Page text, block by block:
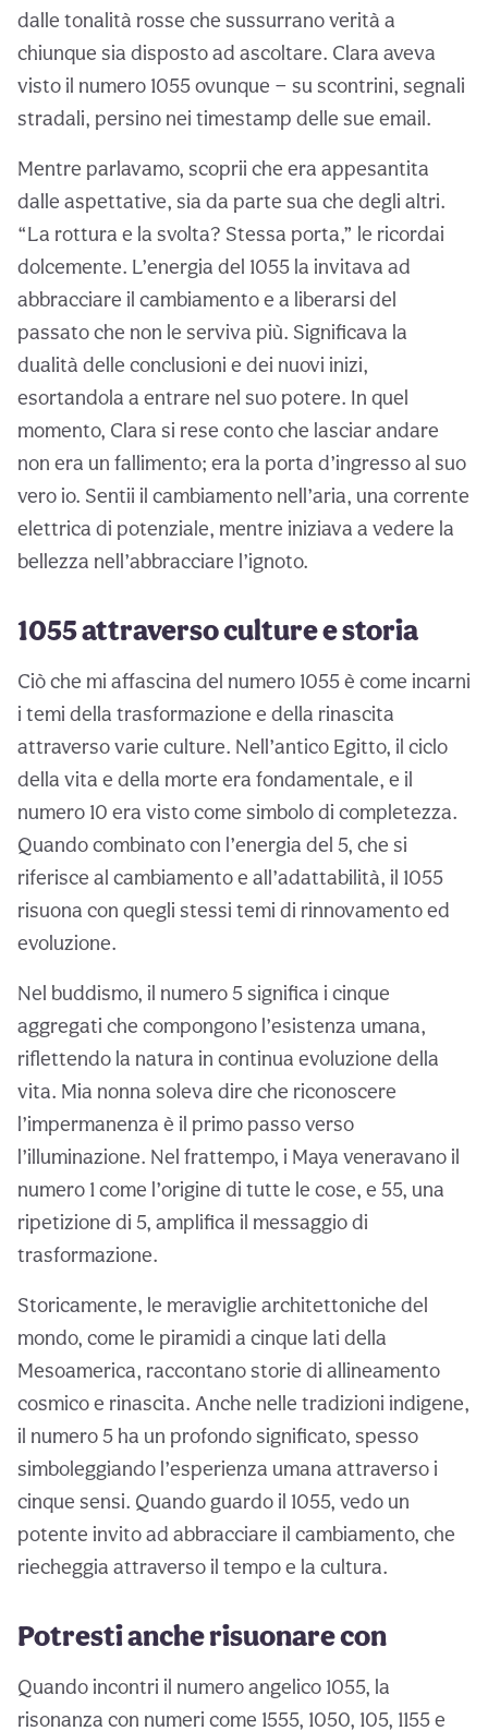
dalle tonalità rosse che sussurrano verità a
chiunque sia disposto ad ascoltare. Clara aveva
visto il numero 1055 ovunque — su scontrini, segnali
stradali, persino nei timestamp delle sue email.
Mentre parlavamo, scoprii che era appesantita
dalle aspettative, sia da parte sua che degli altri.
“La rottura e la svolta? Stessa porta,” le ricordai
dolcemente. L’energia del 1055 la invitava ad
abbracciare il cambiamento e a liberarsi del
passato che non le serviva più. Significava la
dualità delle conclusioni e dei nuovi inizi,
esortandola a entrare nel suo potere. In quel
momento, Clara si rese conto che lasciar andare
non era un fallimento; era la porta d’ingresso al suo
vero io. Sentii il cambiamento nell’aria, una corrente
elettrica di potenziale, mentre iniziava a vedere la
bellezza nell’abbracciare l’ignoto.
1055 attraverso culture e storia
Ciò che mi affascina del numero 1055 è come incarni
i temi della trasformazione e della rinascita
attraverso varie culture. Nell’antico Egitto, il ciclo
della vita e della morte era fondamentale, e il
numero 10 era visto come simbolo di completezza.
Quando combinato con l’energia del 5, che si
riferisce al cambiamento e all’adattabilità, il 1055
risuona con quegli stessi temi di rinnovamento ed
evoluzione.
Nel buddismo, il numero 5 significa i cinque
aggregati che compongono l’esistenza umana,
riflettendo la natura in continua evoluzione della
vita. Mia nonna soleva dire che riconoscere
l’impermanenza è il primo passo verso
l’illuminazione. Nel frattempo, i Maya veneravano il
numero 1 come l’origine di tutte le cose, e 55, una
ripetizione di 5, amplifica il messaggio di
trasformazione.
Storicamente, le meraviglie architettoniche del
mondo, come le piramidi a cinque lati della
Mesoamerica, raccontano storie di allineamento
cosmico e rinascita. Anche nelle tradizioni indigene,
il numero 5 ha un profondo significato, spesso
simboleggiando l’esperienza umana attraverso i
cinque sensi. Quando guardo il 1055, vedo un
potente invito ad abbracciare il cambiamento, che
riecheggia attraverso il tempo e la cultura.
Potresti anche risuonare con
Quando incontri il numero angelico 1055, la
risonanza con numeri come 1555, 1050, 105, 1155 e